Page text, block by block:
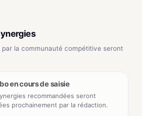
par la communauté compétitive seront
en cours de saisie
recommandées seront
prochainement par la rédaction.